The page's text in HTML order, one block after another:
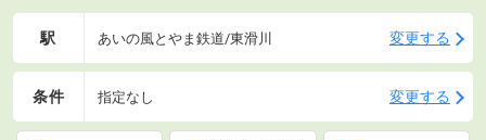
駅 あいの風とやま鉄道/東滑川 変更する
条件 指定なし 変更する